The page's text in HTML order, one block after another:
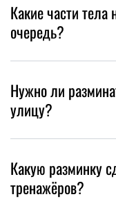
Какие части
очередь?
Нужно ли
улицу?
Какую разминку
тренажёров?